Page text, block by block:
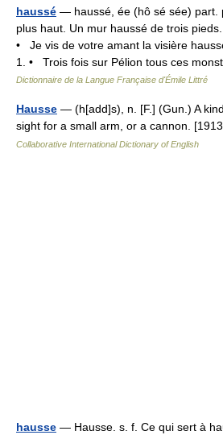
haussé — haussé, ée (hô sé sée) part.
plus haut. Un mur haussé de trois
• Je vis de votre amant la visière
1. • Trois fois sur Pélion tous ces
Dictionnaire de la Langue Française d'Émile Littré
Hausse — (h[add]s), n. [F.] (Gun.) A
sight for a small arm, or a cannon.
Collaborative International Dictionary of English
hausse — Hausse. s. f. Ce qui sert à